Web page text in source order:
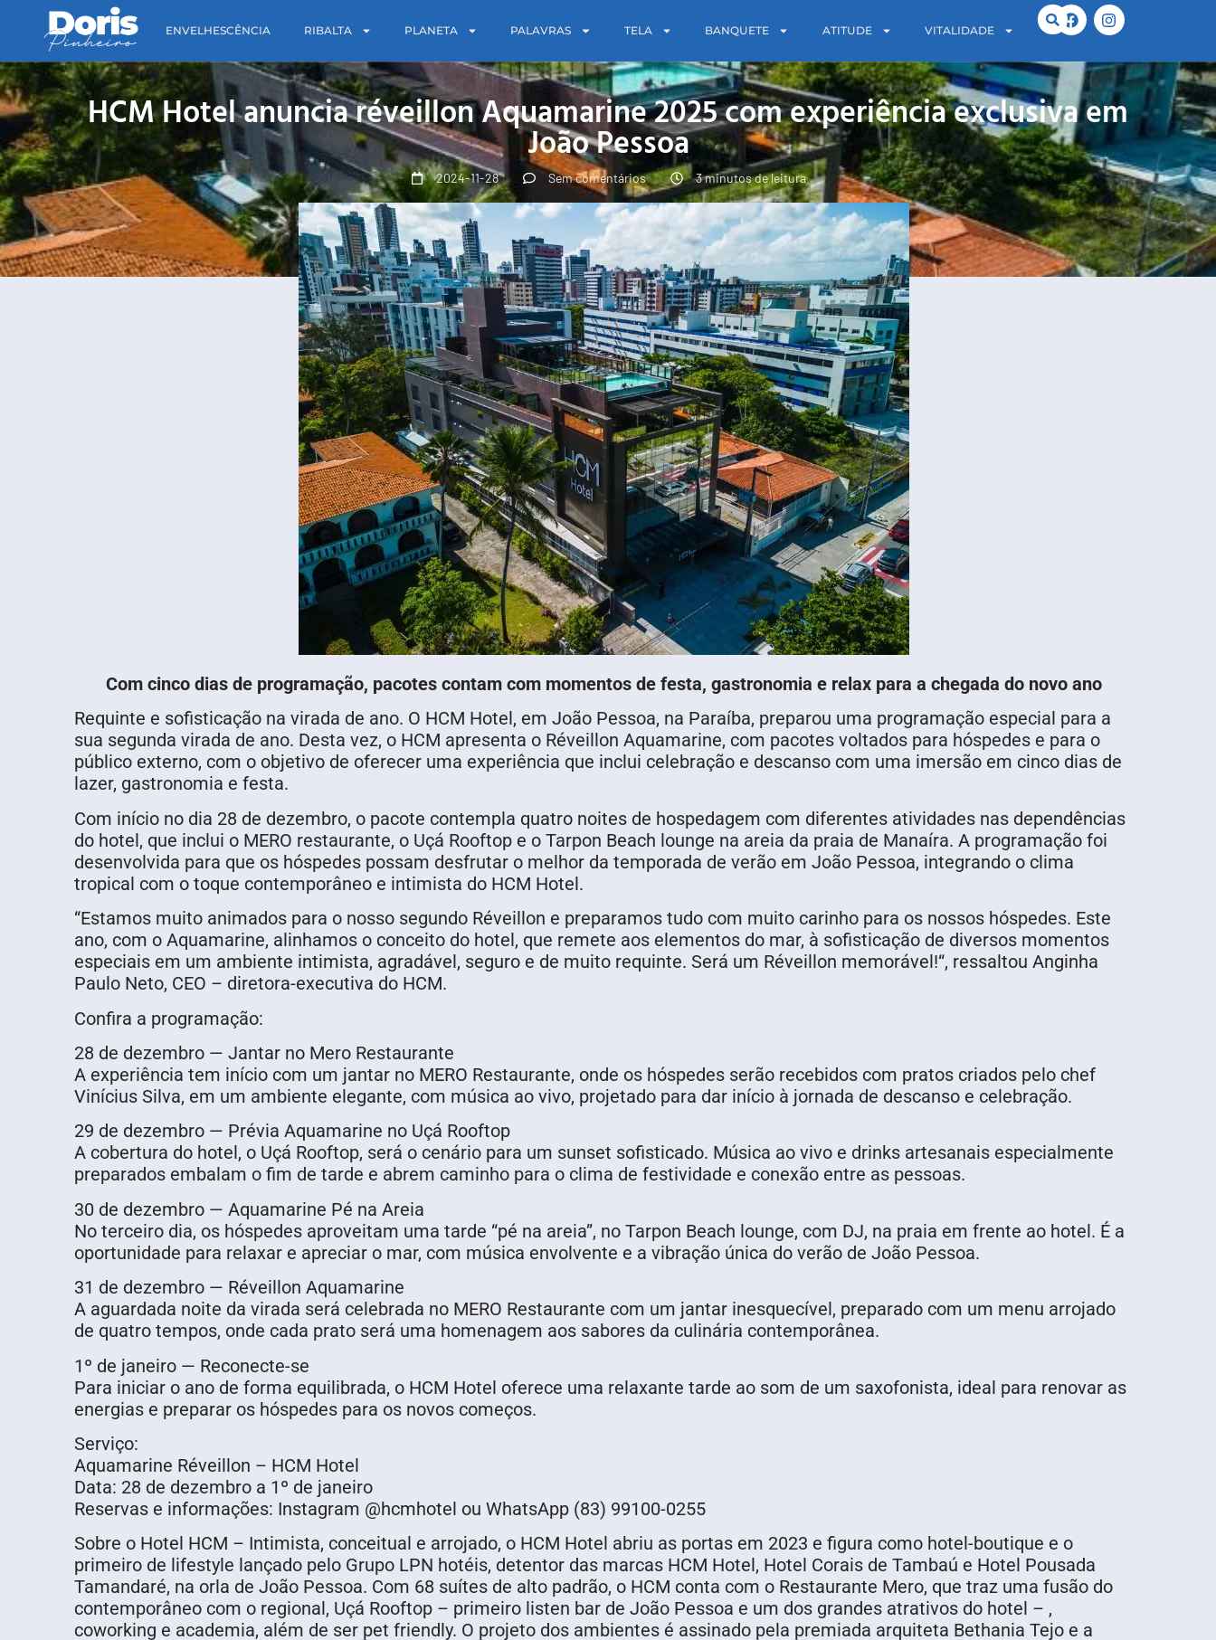
ENVELHESCÊNCIA RIBALTA PLANETA PALAVRAS TELA BANQUETE ATITUDE VITALIDADE
HCM Hotel anuncia réveillon Aquamarine 2025 com experiência exclusiva em
João Pessoa
2024-11-28 Sem comentários 3 minutos de leitura
Com cinco dias de programação, pacotes contam com momentos de festa, gastronomia e relax para a chegada do novo ano
Requinte e sofisticação na virada de ano. O HCM Hotel, em João Pessoa, na Paraíba, preparou uma programação especial para a
sua segunda virada de ano. Desta vez, o HCM apresenta o Réveillon Aquamarine, com pacotes voltados para hóspedes e para o
público externo, com o objetivo de oferecer uma experiência que inclui celebração e descanso com uma imersão em cinco dias de
lazer, gastronomia e festa.
Com início no dia 28 de dezembro, o pacote contempla quatro noites de hospedagem com diferentes atividades nas dependências
do hotel, que inclui o MERO restaurante, o Uçá Rooftop e o Tarpon Beach lounge na areia da praia de Manaíra. A programação foi
desenvolvida para que os hóspedes possam desfrutar o melhor da temporada de verão em João Pessoa, integrando o clima
tropical com o toque contemporâneo e intimista do HCM Hotel.
“Estamos muito animados para o nosso segundo Réveillon e preparamos tudo com muito carinho para os nossos hóspedes. Este
ano, com o Aquamarine, alinhamos o conceito do hotel, que remete aos elementos do mar, à sofisticação de diversos momentos
especiais em um ambiente intimista, agradável, seguro e de muito requinte. Será um Réveillon memorável!“, ressaltou Anginha
Paulo Neto, CEO – diretora-executiva do HCM.
Confira a programação:
28 de dezembro — Jantar no Mero Restaurante
A experiência tem início com um jantar no MERO Restaurante, onde os hóspedes serão recebidos com pratos criados pelo chef
Vinícius Silva, em um ambiente elegante, com música ao vivo, projetado para dar início à jornada de descanso e celebração.
29 de dezembro — Prévia Aquamarine no Uçá Rooftop
A cobertura do hotel, o Uçá Rooftop, será o cenário para um sunset sofisticado. Música ao vivo e drinks artesanais especialmente
preparados embalam o fim de tarde e abrem caminho para o clima de festividade e conexão entre as pessoas.
30 de dezembro — Aquamarine Pé na Areia
No terceiro dia, os hóspedes aproveitam uma tarde “pé na areia”, no Tarpon Beach lounge, com DJ, na praia em frente ao hotel. É a
oportunidade para relaxar e apreciar o mar, com música envolvente e a vibração única do verão de João Pessoa.
31 de dezembro — Réveillon Aquamarine
A aguardada noite da virada será celebrada no MERO Restaurante com um jantar inesquecível, preparado com um menu arrojado
de quatro tempos, onde cada prato será uma homenagem aos sabores da culinária contemporânea.
1º de janeiro — Reconecte-se
Para iniciar o ano de forma equilibrada, o HCM Hotel oferece uma relaxante tarde ao som de um saxofonista, ideal para renovar as
energias e preparar os hóspedes para os novos começos.
Serviço:
Aquamarine Réveillon – HCM Hotel
Data: 28 de dezembro a 1º de janeiro
Reservas e informações: Instagram @hcmhotel ou WhatsApp (83) 99100-0255
Sobre o Hotel HCM – Intimista, conceitual e arrojado, o HCM Hotel abriu as portas em 2023 e figura como hotel-boutique e o
primeiro de lifestyle lançado pelo Grupo LPN hotéis, detentor das marcas HCM Hotel, Hotel Corais de Tambaú e Hotel Pousada
Tamandaré, na orla de João Pessoa. Com 68 suítes de alto padrão, o HCM conta com o Restaurante Mero, que traz uma fusão do
contemporâneo com o regional, Uçá Rooftop – primeiro listen bar de João Pessoa e um dos grandes atrativos do hotel – ,
coworking e academia, além de ser pet friendly. O projeto dos ambientes é assinado pela premiada arquiteta Bethania Tejo e a